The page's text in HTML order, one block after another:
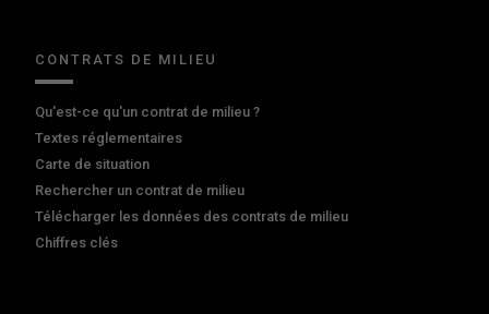
CONTRATS DE MILIEU
Qu'est-ce qu'un contrat de milieu ?
Textes réglementaires
Carte de situation
Rechercher un contrat de milieu
Télécharger les données des contrats de milieu
Chiffres clés